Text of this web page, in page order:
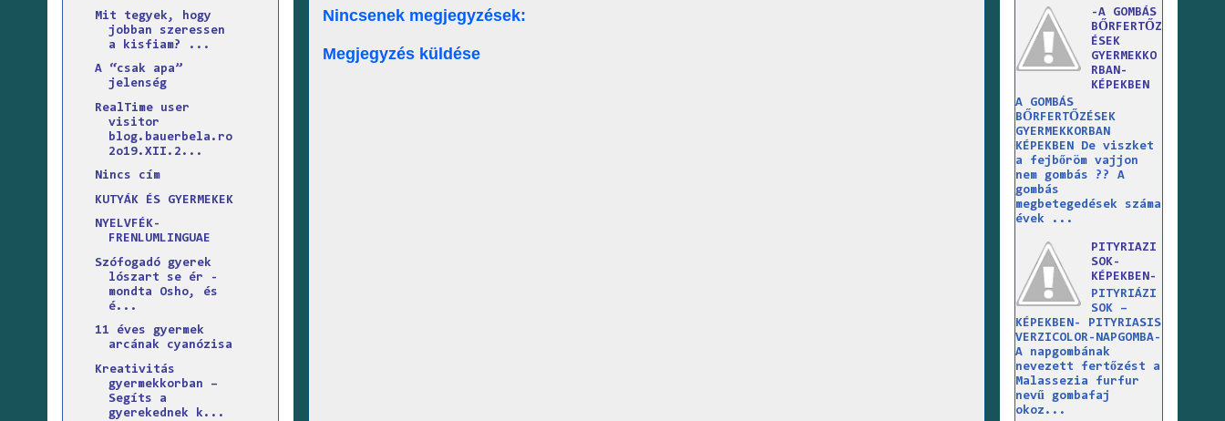
Nincsenek megjegyzések:
Megjegyzés küldése
Mit tegyek, hogy
jobban szeressen
a kisfiam? ...
A “csak apa”
jelenség
RealTime user
visitor
blog.bauerbela.ro
2o19.XII.2...
Nincs cím
KUTYÁK ÉS GYERMEKEK
NYELVFÉK-
FRENLUMLINGUAE
Szófogadó gyerek
lószart se ér -
mondta Osho, és
é...
11 éves gyermek
arcának cyanózisa
Kreativitás
gyermekkorban –
Segíts a
gyerekednek k...
-A GOMBÁS
BŐRFERTŐZ
ÉSEK
GYERMEKKO
RBAN-
KÉPEKBEN
A GOMBÁS
BŐRFERTŐZÉSEK
GYERMEKKORBAN
KÉPEKBEN De viszket
a fejbőröm vajjon
nem gombás ?? A
gombás
megbetegedések száma
évek ...
PITYRIAZI
SOK-
KÉPEKBEN-
PITYRIÁZI
SOK –
KÉPEKBEN- PITYRIASIS
VERZICOLOR-NAPGOMBA-
A napgombának
nevezett fertőzést a
Malassezia furfur
nevű gombafaj
okoz...